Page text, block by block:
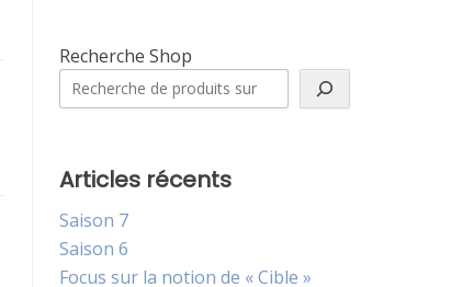
Recherche Shop
Articles récents
Saison 7
Saison 6
Focus sur la notion de « Cible »